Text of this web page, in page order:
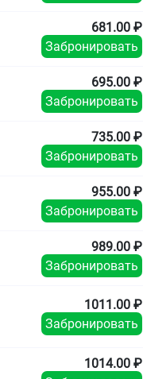
681.00 ₽
Забронировать
695.00 ₽
Забронировать
735.00 ₽
Забронировать
955.00 ₽
Забронировать
989.00 ₽
Забронировать
1011.00 ₽
Забронировать
1014.00 ₽